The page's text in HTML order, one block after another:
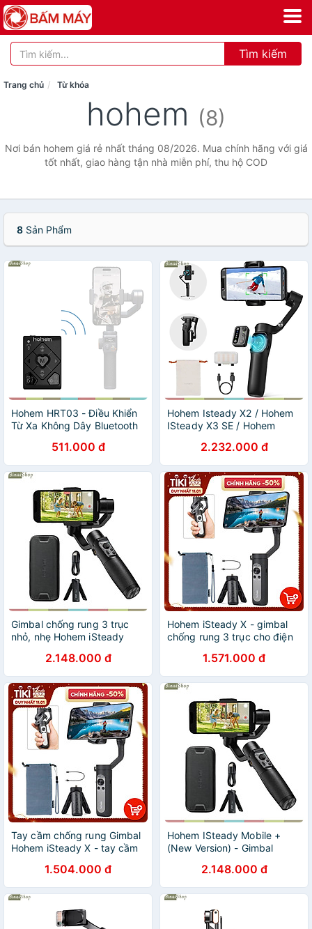
Tìm kiếm
Trang chủ Từ khóa
hohem (8)
Nơi bán hohem giá rẻ nhất tháng 08/2026. Mua chính hãng với giá
tốt nhất, giao hàng tận nhà miễn phí, thu hộ COD
8 Sản Phẩm
Hohem HRT03 - Điều Khiển
Từ Xa Không Dây Bluetooth
chính hãng511.000 đ
Hohem Isteady X2 / Hohem
ISteady X3 SE / Hohem
cầm chống rung có remote
điều khiển từ xa dùng cho
smartphone - Hàng Chính
Hãng
2.232.000 đ
Gimbal chống rung 3 trục
nhỏ, nhẹ Hohem iSteady
2.148.000 đ
Hohem iSteady X - gimbal
chống rung 3 trục cho điện
Hàng chính hãng
1.571.000 đ
Tay cầm chống rung Gimbal
Hohem iSteady X - tay cầm
thoại nhẹ nhất thế giới -
Hàng chính hãng
1.504.000 đ
Hohem ISteady Mobile +
(New Version) - Gimbal
Thoại, Nhận Diện Khuôn
Mặt, Theo Dõi Chuyển Động,
Hoạt Động 13 Giờ
2.148.000 đ